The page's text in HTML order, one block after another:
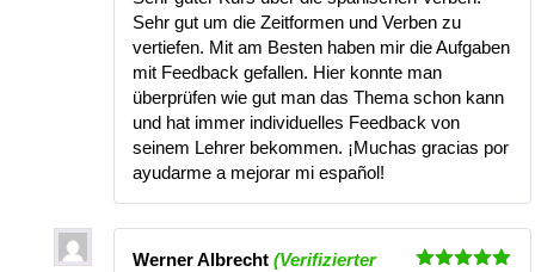
Sehr gut um die Zeitformen und Verben zu
vertiefen. Mit am Besten haben mir die Aufgaben
mit Feedback gefallen. Hier konnte man
überprüfen wie gut man das Thema schon kann
und hat immer individuelles Feedback von
seinem Lehrer bekommen. ¡Muchas gracias por
ayudarme a mejorar mi español!
Werner Albrecht (Verifizierter